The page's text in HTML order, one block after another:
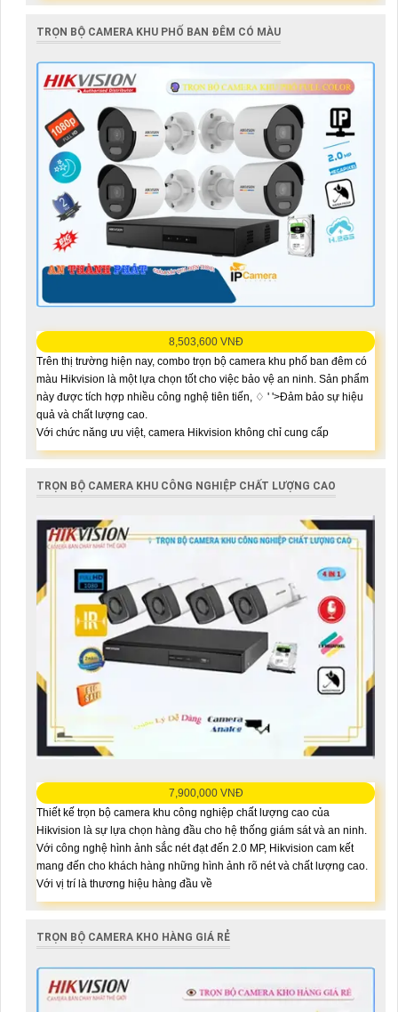
TRỌN BỘ CAMERA KHU PHỐ BAN ĐÊM CÓ MÀU
8,503,600 VNĐ
Trên thị trường hiện nay, combo trọn bộ camera khu phố ban đêm có
màu Hikvision là một lựa chọn tốt cho việc bảo vệ an ninh. Sản phẩm
này được tích hợp nhiều công nghệ tiên tiến, ♢ ' '>Đảm bảo sự hiệu
quả và chất lượng cao.
Với chức năng ưu việt, camera Hikvision không chỉ cung cấp
TRỌN BỘ CAMERA KHU CÔNG NGHIỆP CHẤT LƯỢNG CAO
7,900,000 VNĐ
Thiết kế trọn bộ camera khu công nghiệp chất lượng cao của
Hikvision là sự lựa chọn hàng đầu cho hệ thống giám sát và an ninh.
Với công nghệ hình ảnh sắc nét đạt đến 2.0 MP, Hikvision cam kết
mang đến cho khách hàng những hình ảnh rõ nét và chất lượng cao.
Với vị trí là thương hiệu hàng đầu về
TRỌN BỘ CAMERA KHO HÀNG GIÁ RẺ